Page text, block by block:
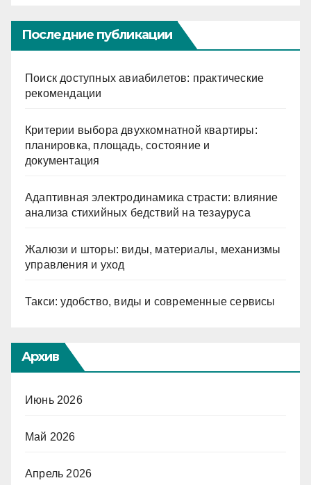
Последние публикации
Поиск доступных авиабилетов: практические
рекомендации
Критерии выбора двухкомнатной квартиры:
планировка, площадь, состояние и
документация
Адаптивная электродинамика страсти: влияние
анализа стихийных бедствий на тезауруса
Жалюзи и шторы: виды, материалы, механизмы
управления и уход
Такси: удобство, виды и современные сервисы
Архив
Июнь 2026
Май 2026
Апрель 2026